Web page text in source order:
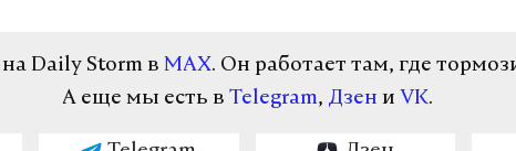
Daily Storm в MAX. Он работает там, где
А еще мы есть в Telegram, Дзен и VK.